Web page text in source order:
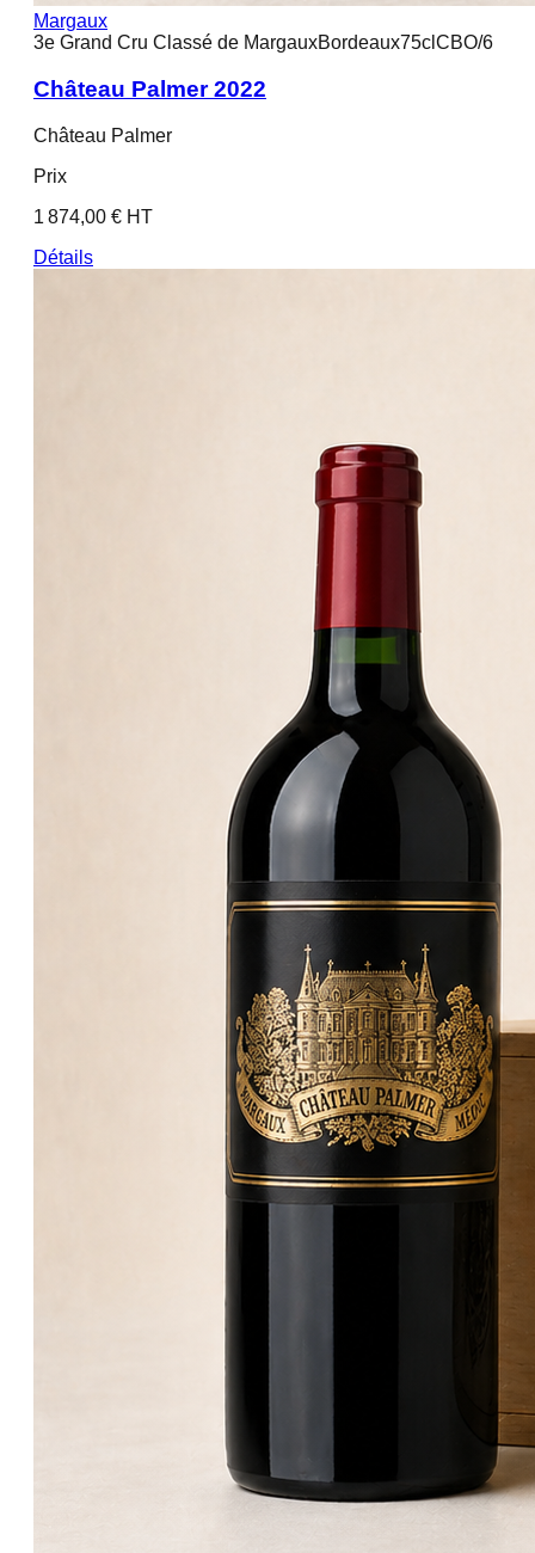
Margaux
3e Grand Cru Classé de MargauxBordeaux75cl CBO/6
Château Palmer 2022
Château Palmer
Prix
1 874,00 € HT
Détails